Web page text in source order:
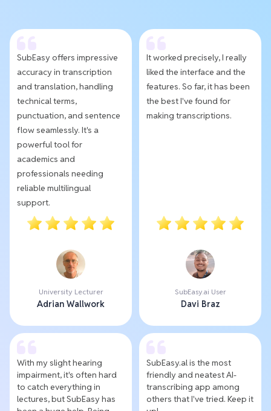
SubEasy offers impressive
accuracy in transcription
and translation, handling
technical terms,
punctuation, and sentence
flow seamlessly. It's a
powerful tool for
academics and
professionals needing
reliable multilingual
support.
University Lecturer
Adrian Wallwork
It worked precisely, I really
liked the interface and the
features. So far, it has been
the best I've found for
making transcriptions.
SubEasy.ai User
Davi Braz
With my slight hearing
impairment, it's often hard
to catch everything in
lectures, but SubEasy has
SubEasy.al is the most
friendly and neatest AI-
transcribing app among
others that I've tried. Keep it